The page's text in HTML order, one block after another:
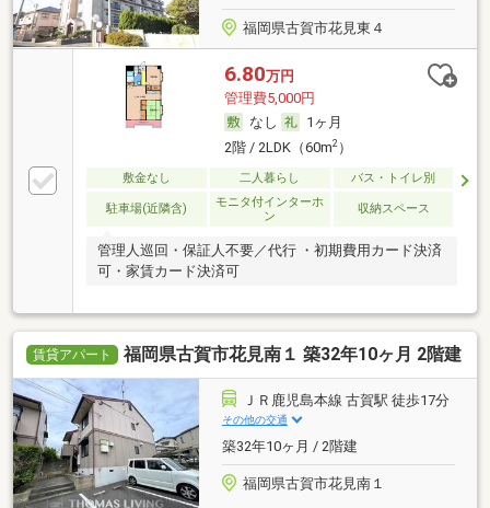
福岡県古賀市花見東４
6.80万円
管理費5,000円
なし
1ヶ月
2階 / 2LDK（60m2）
敷金なし 二人暮らし バス・トイレ別
駐車場(近隣含)
モニタ付インターホ
ン
収納スペース
管理人巡回・保証人不要／代行 ・初期費用カード決済
可・家賃カード決済可
賃貸アパート 福岡県古賀市花見南１ 築32年10ヶ月 2階建
ＪＲ鹿児島本線 古賀駅 徒歩17分
その他の交通
築32年10ヶ月 / 2階建
福岡県古賀市花見南１